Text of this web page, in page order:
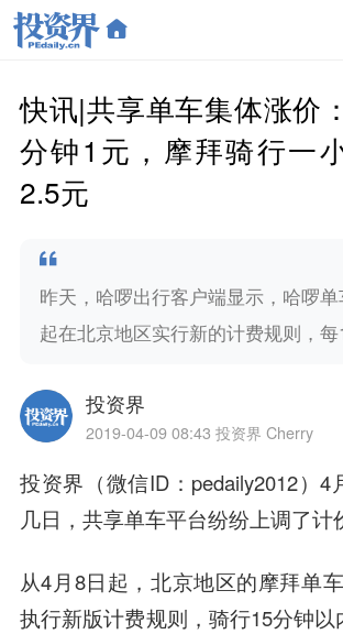
快讯|共享单车集体涨价
分钟1元，摩拜骑行一
2.5元
昨天，哈啰出行客户端显示，哈啰单
起在北京地区实行新的计费规则，每
投资界
2019-04-09 08:43 投资界 Cherry
投资界（微信ID：pedaily2012）4
几日，共享单车平台纷纷上调了计
从4月8日起，北京地区的摩拜单车
执行新版计费规则，骑行15分钟以